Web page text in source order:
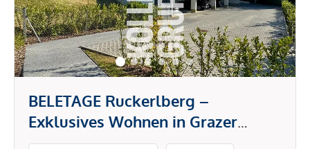
BELETAGE Ruckerlberg –
Exklusives Wohnen in Grazer
Bestlage